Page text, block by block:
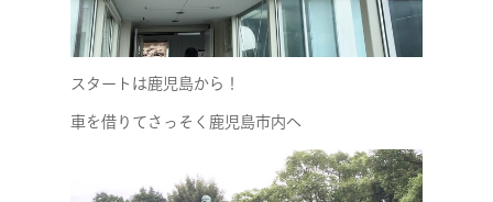
スタートは鹿児島から！
車を借りてさっそく鹿児島市内へ